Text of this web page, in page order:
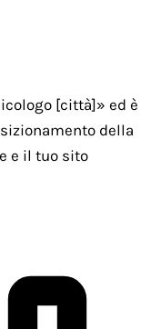
[città]» ed è
della
e il tuo sito